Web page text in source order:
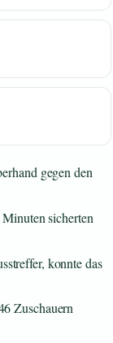
gegen den
sicherten
konnte das
Zuschauern